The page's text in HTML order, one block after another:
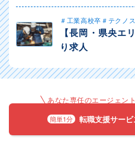
＃工業高校卒＃テクノ
【長岡・県央エ
り求人
あなた専任のエージェン
簡単1分 転職支援サービ